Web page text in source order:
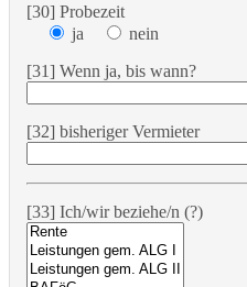
[30] Probezeit
ja
nein
[31] Wenn ja, bis wann?
[32] bisheriger Vermieter
[33] Ich/wir beziehe/n (?)